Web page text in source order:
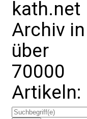
kath.net
Archiv in
über
70000
Artikeln: